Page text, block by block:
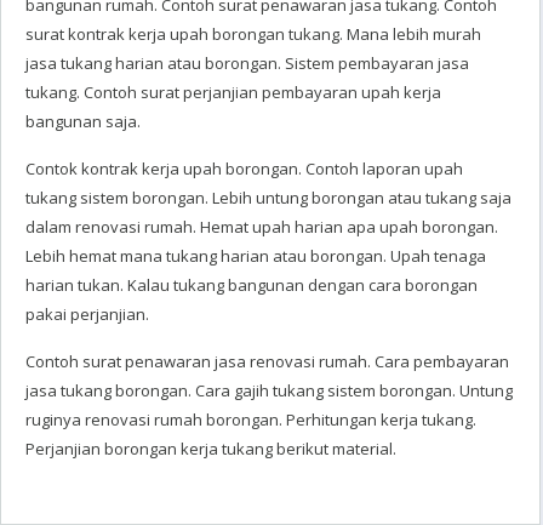
bangunan rumah. Contoh surat penawaran jasa tukang. Contoh
surat kontrak kerja upah borongan tukang. Mana lebih murah
jasa tukang harian atau borongan. Sistem pembayaran jasa
tukang. Contoh surat perjanjian pembayaran upah kerja
bangunan saja.
Contok kontrak kerja upah borongan. Contoh laporan upah
tukang sistem borongan. Lebih untung borongan atau tukang saja
dalam renovasi rumah. Hemat upah harian apa upah borongan.
Lebih hemat mana tukang harian atau borongan. Upah tenaga
harian tukan. Kalau tukang bangunan dengan cara borongan
pakai perjanjian.
Contoh surat penawaran jasa renovasi rumah. Cara pembayaran
jasa tukang borongan. Cara gajih tukang sistem borongan. Untung
ruginya renovasi rumah borongan. Perhitungan kerja tukang.
Perjanjian borongan kerja tukang berikut material.